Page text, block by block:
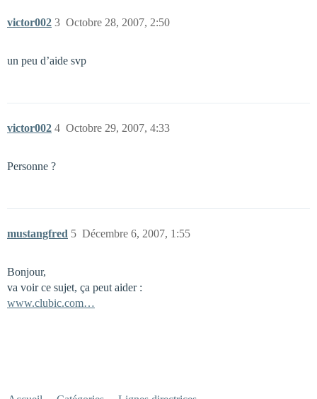
victor002 Octobre 28, 2007, 2:50
3
un peu d’aide svp
victor002 Octobre 29, 2007, 4:33
4
Personne ?
mustangfred Décembre 6, 2007, 1:55
5
Bonjour,
va voir ce sujet, ça peut aider :
www.clubic.com…